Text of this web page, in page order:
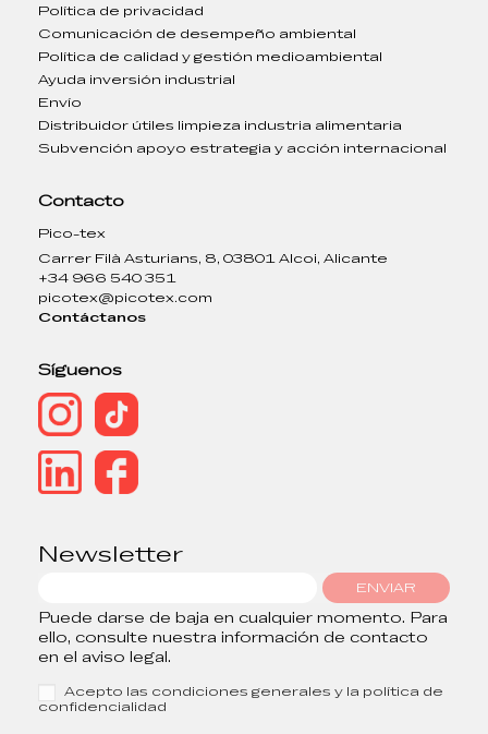
Política de privacidad
Comunicación de desempeño ambiental
Política de calidad y gestión medioambiental
Ayuda inversión industrial
Envío
Distribuidor útiles limpieza industria alimentaria
Subvención apoyo estrategia y acción internacional
Contacto
Pico-tex
Carrer Filà Asturians, 8, 03801 Alcoi, Alicante
+34 966 540 351
picotex@picotex.com
Contáctanos
Síguenos
Newsletter
ENVIAR
Puede darse de baja en cualquier momento. Para
ello, consulte nuestra información de contacto
en el aviso legal.
Acepto las condiciones generales y la política de
confidencialidad